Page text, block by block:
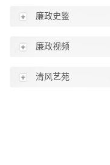
廉政史鉴
廉政视频
清风艺苑